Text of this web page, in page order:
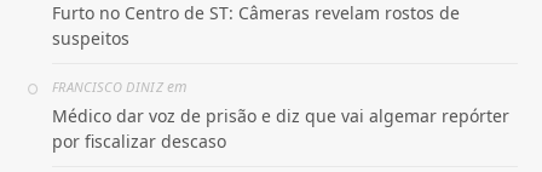
Furto no Centro de ST: Câmeras revelam rostos de
suspeitos
FRANCISCO DINIZem
Médico dar voz de prisão e diz que vai algemar repórter
por fiscalizar descaso